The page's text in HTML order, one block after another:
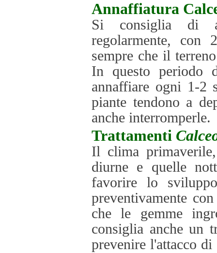
Annaffiatura
Si consiglia di
regolarmente, con
sempre che il
In questo periodo
annaffiare ogni 1-2
piante tendono a
anche interromperle.
Trattamenti
Il clima
diurne e quelle
favorire lo
preventivamente
che le gemme
consiglia anche un
prevenire l'attacco